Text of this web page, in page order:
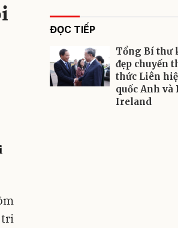
tri
ĐỌC TIẾP
Tổng Bí thư
đẹp chuyến
thức Liên
quốc Anh và
Ireland
Gửi